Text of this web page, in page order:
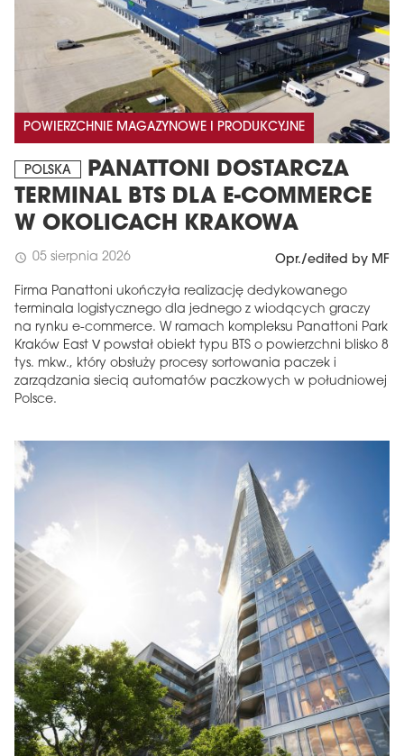
POWIERZCHNIE MAGAZYNOWE I PRODUKCYJNE
POLSKA
PANATTONI DOSTARCZA
TERMINAL BTS DLA E-COMMERCE
W OKOLICACH KRAKOWA
schedule 05 sierpnia 2026 Opr./edited by MF
Firma Panattoni ukończyła realizację dedykowanego
terminala logistycznego dla jednego z wiodących graczy
na rynku e-commerce. W ramach kompleksu Panattoni Park
Kraków East V powstał obiekt typu BTS o powierzchni blisko 8
tys. mkw., który obsłuży procesy sortowania paczek i
zarządzania siecią automatów paczkowych w południowej
Polsce.